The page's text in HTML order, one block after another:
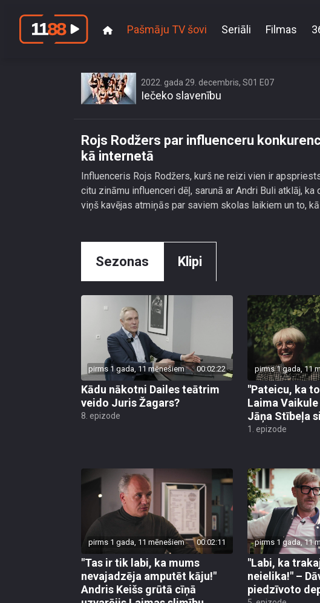
Pašmāju TV šovi Seriāli Filmas
2022. gada 29. decembris, S01 E07
Iečeko slavenību
Rojs Rodžers par influenceru
kā internetā
Influenceris Rojs Rodžers, kurš ne reizi vien ir
citu zināmu influenceri dēļ, sarunā ar Andri Buli atklāj,
viņš kavējas atmiņās par saviem skolas laikiem un to,
Sezonas Klipi
pirms 1 gada, 11 mēnešiem 00:02:22
Kādu nākotni Dailes teātrim
veido Juris Žagars?
8. epizode
pirms 1 gada, 11
"Pateicu, ka
Laima
Jāņa Stībeļa
1. epizode
pirms 1 gada, 11 mēnešiem 00:02:11
"Tas ir tik labi, ka mums
nevajadzēja amputēt kāju!"
Andris Keišs grūtā cīņā
pirms 1 gada, 11
"Labi, ka
neielika!" –
piedzīvoto